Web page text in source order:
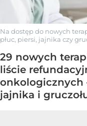
Na dostęp do nowych
płuc, piersi, jajnika czy
29 nowych
liście
onkologicznych
jajnika i